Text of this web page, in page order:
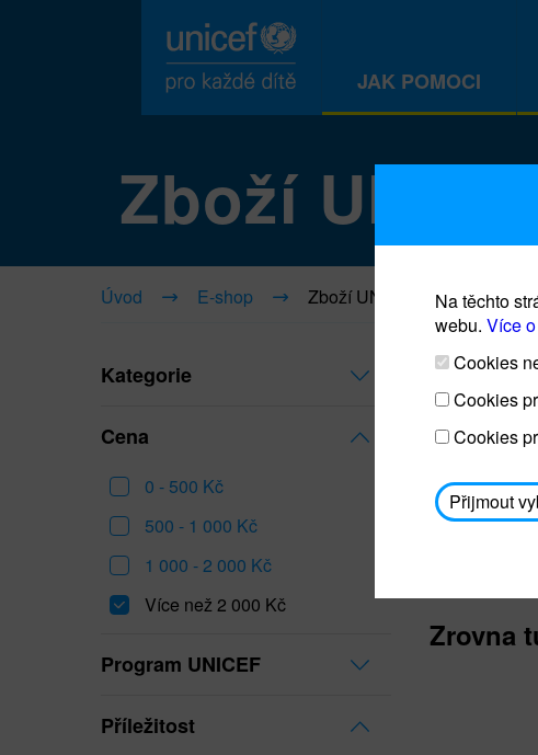
JAK POMOCI
Zboží
Úvod E-shop Zboží UNICEF
Kategorie
Cena
0 - 500 Kč
500 - 1 000 Kč
1 000 - 2 000 Kč
Více než 2 000 Kč
Program UNICEF
Příležitost
Zrovna
Na těchto
webu. Více
Cookies
Cookies
Cookies
Přijmout